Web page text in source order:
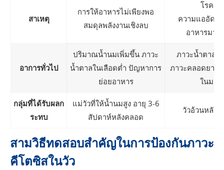
สาเหตุ
การให้อาหารไม่เพียงพอ
สมดุลพลังงานเชิงลบ
โรคอ้
ความแออัดห
อาหารมาก
อาการทั่วไป
ปริมาณน้ำนมเพิ่มขึ้น ภาวะ
น้ำตาลในเลือดต่ำ ปัญหาการ
ย่อยอาหาร
ภาวะน้ำตาลใ
ภาวะคลอดยาก,
ในมด
กลุ่มที่ได้รับผลก
ระทบ
แม่วัวที่ให้น้ำนมสูง อายุ 3-6
สัปดาห์หลังคลอด
วัวอ้วนหลัง
สามวิธีทดสอบสำคัญในการป้องกันภาวะ
คีโตซิสในวัว